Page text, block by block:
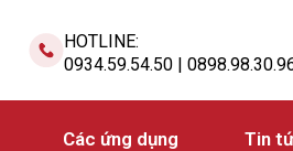
HOTLINE:
0934.59.54.50 |
Các ứng dụng Tin